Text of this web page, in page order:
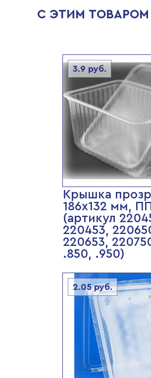
С ЭТИМ
3.9 руб.
Крышка
186х132 мм, ПП
(артикул
220453,
220653,
.850, .950)
2.05руб.